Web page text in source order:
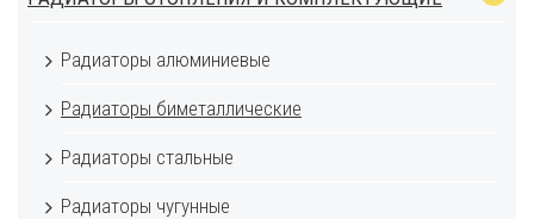
Радиаторы алюминиевые
Радиаторы биметаллические
Радиаторы стальные
Радиаторы чугунные